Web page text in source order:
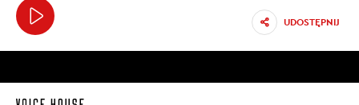
UDOSTĘPNIJ